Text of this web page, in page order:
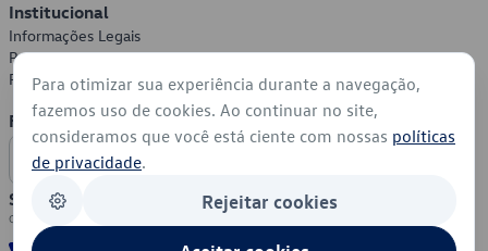
Institucional
Informações Legais
Política de Privacidade
Política de Cookies
Formas de Pagamento
Segurança
Para otimizar sua experiência durante a navegação,
fazemos uso de cookies. Ao continuar no site,
consideramos que você está ciente com nossas políticas
de privacidade.
Rejeitar cookies